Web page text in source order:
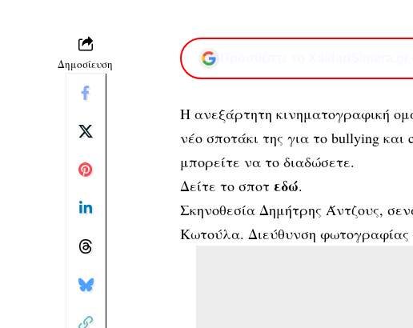
Δημοσίευση
Η ανεξάρτητη κινηματογραφική
νέο σποτάκι της για το bullying
μπορείτε να το διαδώσετε.
Δείτε το σποτ εδώ.
Σκηνοθεσία Δημήτρης Άντζους,
Κωτούλα. Διεύθυνση